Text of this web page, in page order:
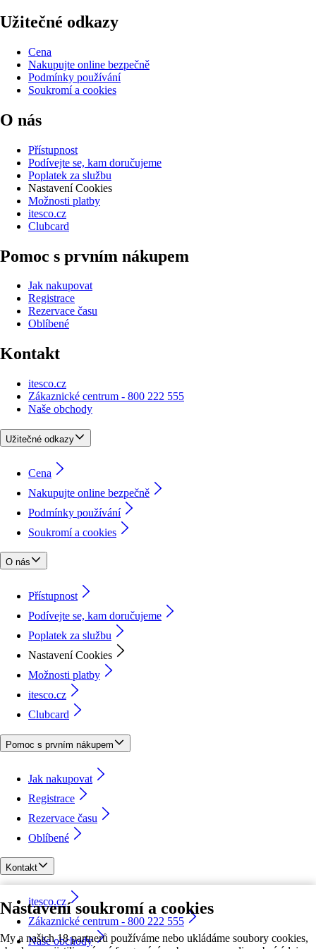
Nastavení soukromí a cookies
My a našich 18 partnerů používáme nebo ukládáme soubory cookies,
Užitečné odkazy
Cena
Nakupujte online bezpečně
Podmínky používání
Soukromí a cookies
O nás
Přístupnost
Podívejte se, kam doručujeme
Poplatek za službu
Nastavení Cookies
Možnosti platby
itesco.cz
Clubcard
Pomoc s prvním nákupem
Jak nakupovat
Registrace
Rezervace času
Oblíbené
Kontakt
itesco.cz
Zákaznické centrum - 800 222 555
Naše obchody
Užitečné odkazy
Cena
Nakupujte online bezpečně
Podmínky používání
Soukromí a cookies
O nás
Přístupnost
Podívejte se, kam doručujeme
Poplatek za službu
Nastavení Cookies
Možnosti platby
itesco.cz
Clubcard
Pomoc s prvním nákupem
Jak nakupovat
Registrace
Rezervace času
Oblíbené
Kontakt
itesco.cz
Zákaznické centrum - 800 222 555
Naše obchody